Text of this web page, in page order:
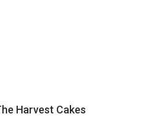
Harvest Cakes